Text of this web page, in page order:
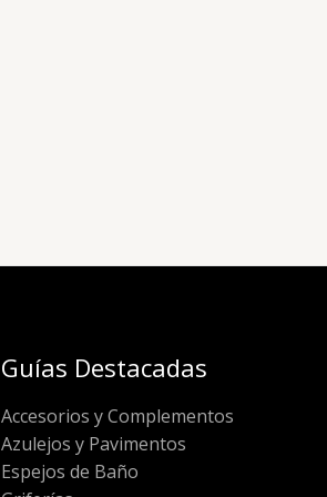
Guías Destacadas
Accesorios y Complementos
Azulejos y Pavimentos
Espejos de Baño